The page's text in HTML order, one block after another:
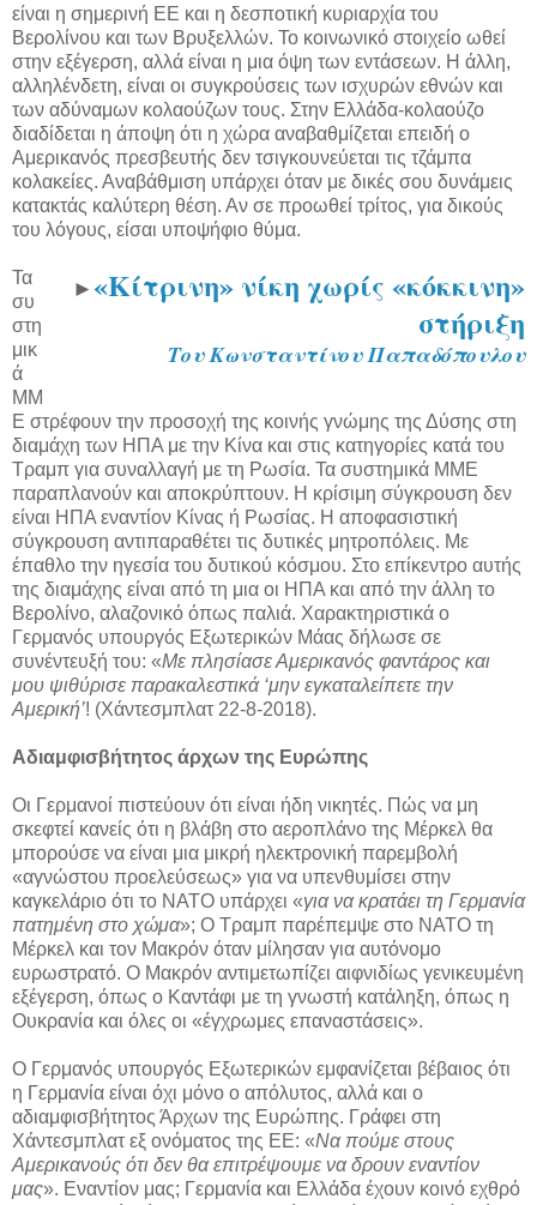
είναι η σημερινή ΕΕ και η δεσποτική κυριαρχία του
Βερολίνου και των Βρυξελλών. Το κοινωνικό στοιχείο ωθεί
στην εξέγερση, αλλά είναι η μια όψη των εντάσεων. Η άλλη,
αλληλένδετη, είναι οι συγκρούσεις των ισχυρών εθνών και
των αδύναμων κολαούζων τους. Στην Ελλάδα-κολαούζο
διαδίδεται η άποψη ότι η χώρα αναβαθμίζεται επειδή ο
Αμερικανός πρεσβευτής δεν τσιγκουνεύεται τις τζάμπα
κολακείες. Αναβάθμιση υπάρχει όταν με δικές σου δυνάμεις
κατακτάς καλύτερη θέση. Αν σε προωθεί τρίτος, για δικούς
του λόγους, είσαι υποψήφιο θύμα.
►«Κίτρινη» νίκη χωρίς «κόκκινη»
στήριξη
Του Κωνσταντίνου Παπαδόπουλου
Τα
συ
στη
μικ
ά
ΜΜ
Ε στρέφουν την προσοχή της κοινής γνώμης της Δύσης στη
διαμάχη των ΗΠΑ με την Κίνα και στις κατηγορίες κατά του
Τραμπ για συναλλαγή με τη Ρωσία. Τα συστημικά ΜΜΕ
παραπλανούν και αποκρύπτουν. Η κρίσιμη σύγκρουση δεν
είναι ΗΠΑ εναντίον Κίνας ή Ρωσίας. Η αποφασιστική
σύγκρουση αντιπαραθέτει τις δυτικές μητροπόλεις. Με
έπαθλο την ηγεσία του δυτικού κόσμου. Στο επίκεντρο αυτής
της διαμάχης είναι από τη μια οι ΗΠΑ και από την άλλη το
Βερολίνο, αλαζονικό όπως παλιά. Χαρακτηριστικά ο
Γερμανός υπουργός Εξωτερικών Μάας δήλωσε σε
συνέντευξή του: «Με πλησίασε Αμερικανός φαντάρος και
μου ψιθύρισε παρακαλεστικά ‘μην εγκαταλείπετε την
Αμερική’! (Χάντεσμπλατ 22-8-2018).
Αδιαμφισβήτητος άρχων της Ευρώπης
Οι Γερμανοί πιστεύουν ότι είναι ήδη νικητές. Πώς να μη
σκεφτεί κανείς ότι η βλάβη στο αεροπλάνο της Μέρκελ θα
μπορούσε να είναι μια μικρή ηλεκτρονική παρεμβολή
«αγνώστου προελεύσεως» για να υπενθυμίσει στην
καγκελάριο ότι το ΝΑΤΟ υπάρχει «για να κρατάει τη Γερμανία
πατημένη στο χώμα»; Ο Τραμπ παρέπεμψε στο ΝΑΤΟ τη
Μέρκελ και τον Μακρόν όταν μίλησαν για αυτόνομο
ευρωστρατό. Ο Μακρόν αντιμετωπίζει αιφνιδίως γενικευμένη
εξέγερση, όπως ο Καντάφι με τη γνωστή κατάληξη, όπως η
Ουκρανία και όλες οι «έγχρωμες επαναστάσεις».
Ο Γερμανός υπουργός Εξωτερικών εμφανίζεται βέβαιος ότι
η Γερμανία είναι όχι μόνο ο απόλυτος, αλλά και ο
αδιαμφισβήτητος Άρχων της Ευρώπης. Γράφει στη
Χάντεσμπλατ εξ ονόματος της ΕΕ: «Να πούμε στους
Αμερικανούς ότι δεν θα επιτρέψουμε να δρουν εναντίον
μας». Εναντίον μας; Γερμανία και Ελλάδα έχουν κοινό εχθρό